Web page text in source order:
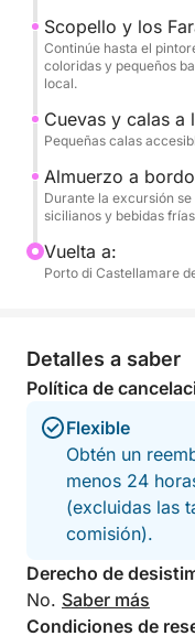
A bordo se servirá
típicos sicilianos,
refrescantes, para
pequeños, perfecta
experimentar la
tradición, sabor y
Scopello y los
Continúe hasta el
coloridas y pequeños
local.
Cuevas y calas a
Pequeñas calas
Almuerzo a bordo
Durante la excursión
sicilianos y bebidas
Vuelta a:
Porto di Castellamare
Detalles a saber
Política de
Flexible
Obtén un
menos 24
(excluidas las
comisión).
Derecho de
No. Saber más
Condiciones de